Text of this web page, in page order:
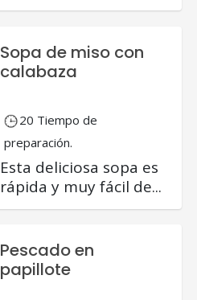
Sopa de miso con
calabaza
20 Tiempo de
preparación.
Esta deliciosa sopa es
rápida y muy fácil de...
Pescado en
papillote